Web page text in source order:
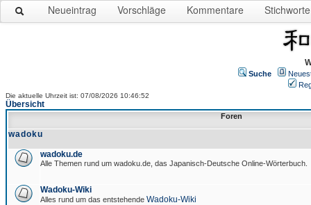
Neueintrag Vorschläge Kommentare Stichworte
Suche
Die aktuelle Uhrzeit ist: 07/08/2026 10:46:52
Übersicht
Foren
wadoku
wadoku.de
Alle Themen rund um wadoku.de, das Japanisch-Deutsche Online-Wörterbuch.
Wadoku-Wiki
Alles rund um das entstehende Wadoku-Wiki